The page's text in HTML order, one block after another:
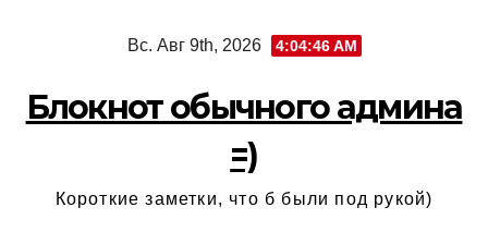
Вс. Авг 9th, 2026 4:04:47 AM
Блокнот обычного админа
=)
Короткие заметки, что б были под рукой)